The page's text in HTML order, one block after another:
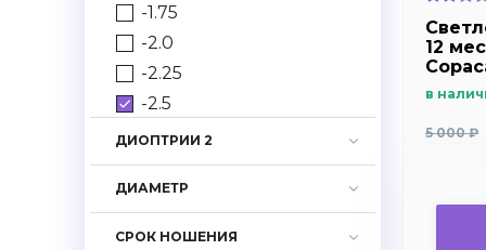
12
в
5 000 ₽
-1.75
-2.0
-2.25
-2.5
-2.75
-3.0
-3.25
ДИОПТРИИ 2
ДИАМЕТР
СРОК НОШЕНИЯ